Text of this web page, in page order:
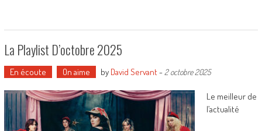
La Playlist D’octobre 2025
En écoute On aime by David Servant- 2 octobre 2025
Le meilleur de
l’actualité